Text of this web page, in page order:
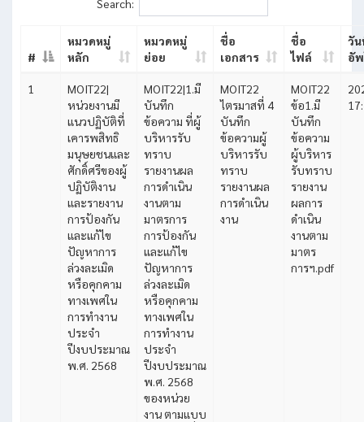
Search:
#
หมวดหมู่
หลัก
หมวดหมู่
ย่อย
ชื่อ
เอกสาร
ชื่อ
ไฟล์
วั
อั
1
MOIT22|
หน่วยงานมี
แนวปฏิบัติที่
เคารพสิทธิ
มนุษยชนและ
ศักดิ์ศรีของผู้
ปฏิบัติงาน
และรายงาน
การป้องกัน
และแก้ไข
ปัญหาการ
ล่วงละเมิด
หรือคุกคาม
ทางเพศใน
การทำงาน
ประจำ
ปีงบประมาณ
พ.ศ. 2568
MOIT22|1.มี
บันทึก
ข้อความ ที่ผู้
บริหารรับ
ทราบ
รายงานผล
การดำเนิน
งานตาม
มาตรการ
การป้องกัน
และแก้ไข
ปัญหาการ
ล่วงละเมิด
หรือคุกคาม
ทางเพศใน
การทำงาน
ประจำ
ปีงบประมาณ
พ.ศ. 2568
ของหน่วย
งาน ตามแบบ
MOIT22
ไตรมาสที่ 4
บันทึก
ข้อความผู้
บริหารรับ
ทราบ
รายงานผล
การดำเนิน
งาน
MOIT22
ข้อ1.มี
บันทึก
ข้อความ
ผู้บริหาร
รับทราบ
รายงาน
ผลการ
ดำเนิน
งานตาม
มาตร
การฯ.pdf